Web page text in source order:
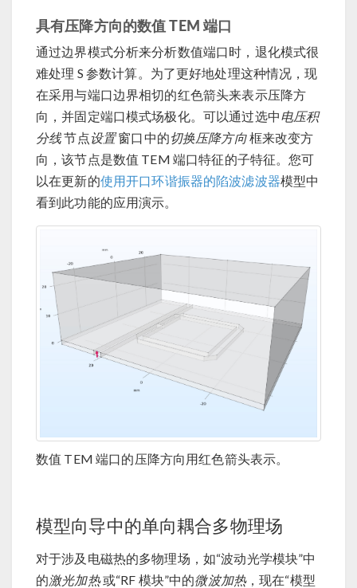
具有压降方向的数值 TEM 端口
通过边界模式分析来分析数值端口时，退化模式很
难处理 S 参数计算。为了更好地处理这种情况，现
在采用与端口边界相切的红色箭头来表示压降方
向，并固定端口模式场极化。可以通过选中电压积
分线节点设置窗口中的切换压降方向框来改变方
向，该节点是数值 TEM 端口特征的子特征。您可
以在更新的使用开口环谐振器的陷波滤波器模型中
看到此功能的应用演示。
数值 TEM 端口的压降方向用红色箭头表示。
模型向导中的单向耦合多物理场
对于涉及电磁热的多物理场，如“波动光学模块”中
的激光加热或“RF 模块”中的微波加热，现在“模型